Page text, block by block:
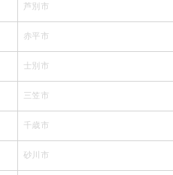
芦別市
赤平市
士別市
三笠市
千歳市
砂川市